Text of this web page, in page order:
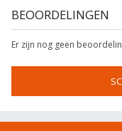
BEOORDELINGEN
Er zijn nog geen